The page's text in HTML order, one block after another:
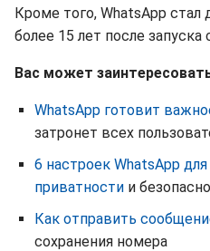
Кроме того, WhatsApp стал
более 15 лет после запуска
Вас может
WhatsApp готовит
затронет всех
6 настроек WhatsApp
приватности и
Как отправить
сохранения номера